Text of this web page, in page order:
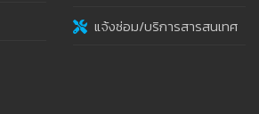
แจ้งซ่อม/บริการสารสนเทศ